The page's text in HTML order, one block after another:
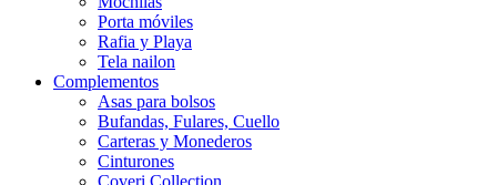
Porta móviles
Rafia y Playa
Tela nailon
Complementos
Asas para bolsos
Bufandas, Fulares, Cuello
Carteras y Monederos
Cinturones